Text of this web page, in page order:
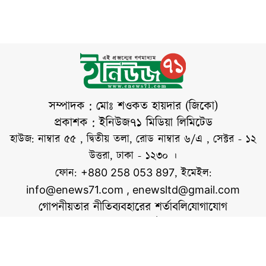
সাবেক এনসিপি নেতা
গাজী সালাউদ্দিন
তানভীরের গ্রেপ্তারের
প্রসঙ্গ টেনে তিনি এ
মন্তব্য করেন। ফেসবুক
পোস্টে সারজিস আলম
লিখেছেন, হবিগঞ্জ ও
সিলেটে হামলার ঘটনা
এবং
সম্পাদক : মোঃ শওকত হায়দার (জিকো)
প্রকাশক : ইনিউজ৭১ মিডিয়া লিমিটেড
হাউজ: নাম্বার ৫৫ , দ্বিতীয় তলা, রোড নাম্বার ৬/এ , সেক্টর - ১২
উত্তরা, ঢাকা - ১২৩০ ।
ফোন: +880 258 053 897, ইমেইল:
info@enews71.com , enewsltd@gmail.com
গোপনীয়তার নীতিব্যবহারের শর্তাবলিযোগাযোগ